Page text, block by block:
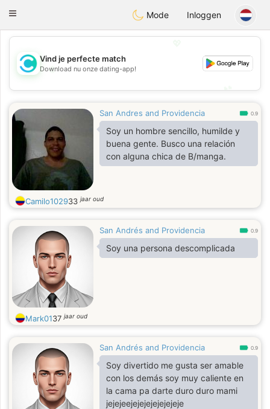
olombiaCitas
Toggle
Mode Inloggen
💖
💕
Vind je perfecte match
Download nu onze dating-app!
San Andres and Providencia 0.9
Soy un hombre sencillo, humilde y
buena gente. Busco una relación
con alguna chica de B/manga.
Camilo102933jaar oud
San Andrés and Providencia 0.9
Soy una persona descomplicada
Mark0137jaar oud
San Andrés and Providencia 0.9
Soy divertido me gusta ser amable
con los demás soy muy caliente en
la cama pa darte duro duro mami
jejejeejejejejejejejeje